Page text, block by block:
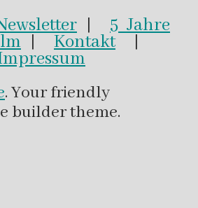
5 Jahre
Kontakt|
. Your friendly
builder theme.